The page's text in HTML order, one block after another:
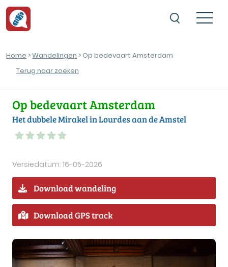
Home >Wandelingen > Op bedevaart Amsterdam
Terug naar zoeken
Op bedevaart Amsterdam
Het dubbele Mirakel in Lourdes aan de Amstel
Versiedatum: 16-05-2026
Download wandeling
Download GPS track